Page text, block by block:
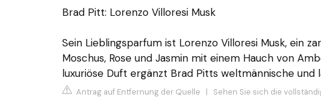
Brad Pitt: Lorenzo Villoresi Musk
Sein Lieblingsparfum ist Lorenzo Villoresi Musk, ein
Moschus, Rose und Jasmin mit einem Hauch von
luxuriöse Duft ergänzt Brad Pitts weltmännische und
Antrag auf Entfernung der Quelle | Sehen Sie sich die